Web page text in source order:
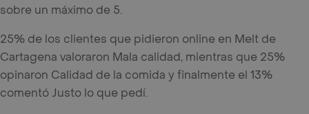
sobre un máximo de 5.
25% de los clientes que pidieron online en Melt de
Cartagena valoraron Mala calidad, mientras que 25%
opinaron Calidad de la comida y finalmente el 13%
comentó Justo lo que pedí.